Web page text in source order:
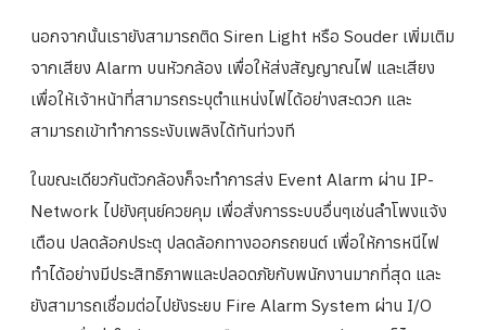
นอกจากนั้นเรายังสามารถติด Siren Light หรือ Souder เพิ่มเติม
จากเสียง Alarm บนหัวกล้อง เพื่อให้ส่งสัญญาณไฟ และเสียง
เพื่อให้เจ้าหน้าที่สามารถระบุตำแหน่งไฟได้อย่างสะดวก และ
สามารถเข้าทำการระงับเพลิงได้ทันท่วงที
ในขณะเดียวกันตัวกล้องก็จะทำการส่ง Event Alarm ผ่าน IP-
Network ไปยังศุนย์ควยคุม เพื่อสั่งการระบบอื่นๆเช่นลำโพงแจ้ง
เตือน ปลดล้อกประตุ ปลดล้อกทางออกรถยนต์ เพื่อให้การหนีไฟ
ทำได้อย่างมีประสิทธิภาพและปลอดภัยกับพนักงานมากที่สุด และ
ยังสามารถเชื่อมต่อไปยังระยบ Fire Alarm System ผ่าน I/O